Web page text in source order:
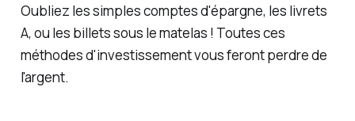
Oubliez les simples comptes d'épargne, les livrets
A, ou les billets sous le matelas ! Toutes ces
méthodes d'investissement vous feront perdre de
l'argent.